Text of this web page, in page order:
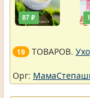
87 ₽
19 ТОВАРОВ.
Орг: